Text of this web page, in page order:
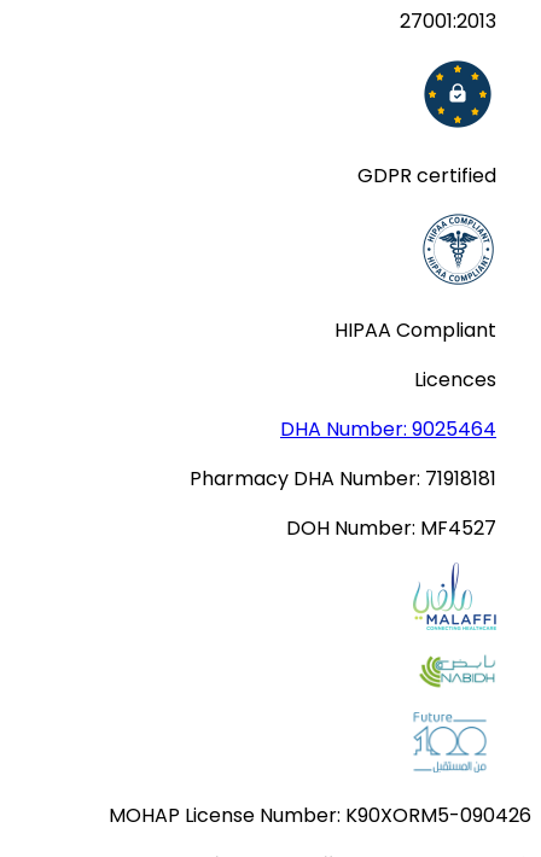
27001:2013
GDPR certified
HIPAA Compliant
Licences
DHA Number: 9025464
Pharmacy DHA Number: 71918181
DOH Number: MF4527
MOHAP License Number: K90XORM5-090426